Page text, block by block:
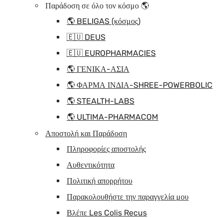
Παράδοση σε όλο τον κόσμο 🌎
🌎 BELIGAS (κόσμος)
🇪🇺 DEUS
🇪🇺 EUROPHARMACIES
🌎 ΓΕΝΙΚΑ-ΑΣΙΑ
🌎 ΦΑΡΜΑ ΙΝΔΙΑ-SHREE-POWERBOLIC
🌎 STEALTH-LABS
🌎 ULTIMA-PHARMACOM
Αποστολή και Παράδοση
Πληροφορίες αποστολής
Αυθεντικότητα
Πολιτική απορρήτου
Παρακολουθήστε την παραγγελία μου
Βλέπε Les Colis Recus